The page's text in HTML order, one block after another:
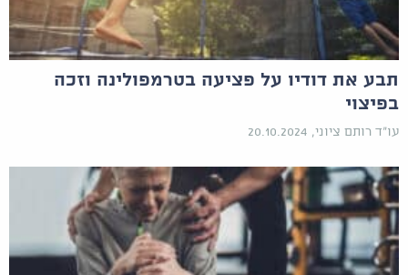
תבע את דודיו על פציעה בטרמפולינה וזכה
בפיצוי
עו"ד רותם ציוני, 20.10.2024